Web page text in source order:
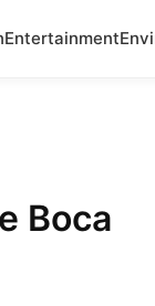
Entertainment
Boca